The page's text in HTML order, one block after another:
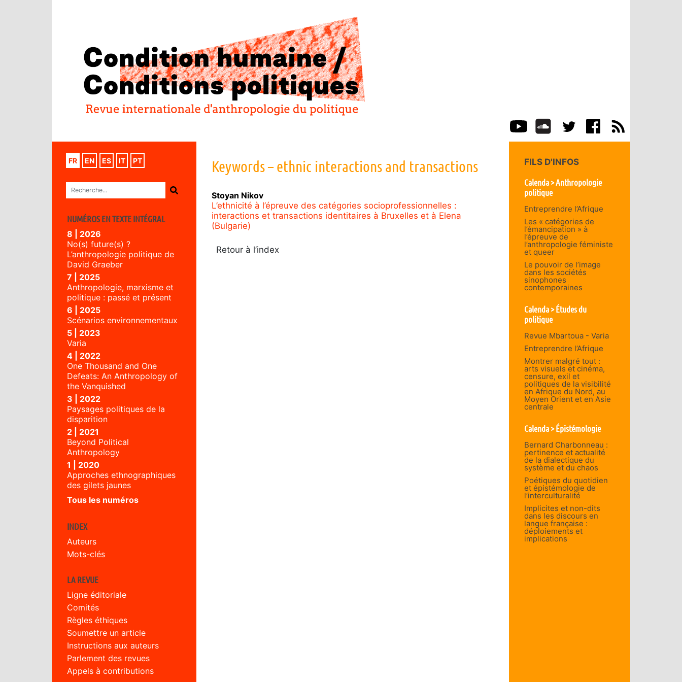
FR EN ES IT PT
NUMÉROS EN TEXTE INTÉGRAL
8 | 2026
No(s) future(s) ?
L’anthropologie politique de
David Graeber
7 | 2025
Anthropologie, marxisme et
politique : passé et présent
6 | 2025
Scénarios environnementaux
5 | 2023
Varia
4 | 2022
One Thousand and One
Defeats: An Anthropology of
the Vanquished
3 | 2022
Paysages politiques de la
disparition
2 | 2021
Beyond Political
Anthropology
1 | 2020
Approches ethnographiques
des gilets jaunes
Tous les numéros
INDEX
Auteurs
Mots-clés
LA REVUE
Ligne éditoriale
Comités
Règles éthiques
Soumettre un article
Instructions aux auteurs
Parlement des revues
Appels à contributions
Keywords – ethnic interactions and transactions
Stoyan Nikov
L’ethnicité à l’épreuve des catégories socioprofessionnelles :
interactions et transactions identitaires à Bruxelles et à Elena
(Bulgarie)
Retour à l’index
FILS D'INFOS
Calenda > Anthropologie
politique
Entreprendre l’Afrique
Les « catégories de
l’émancipation » à
l’épreuve de
l’anthropologie féministe
et queer
Le pouvoir de l’image
dans les sociétés
sinophones
contemporaines
Calenda > Études du
politique
Revue Mbartoua - Varia
Entreprendre l’Afrique
Montrer malgré tout :
arts visuels et cinéma,
censure, exil et
politiques de la visibilité
en Afrique du Nord, au
Moyen Orient et en Asie
centrale
Calenda > Épistémologie
Bernard Charbonneau :
pertinence et actualité
de la dialectique du
système et du chaos
Poétiques du quotidien
et épistémologie de
l’interculturalité
Implicites et non-dits
dans les discours en
langue française :
déploiements et
implications